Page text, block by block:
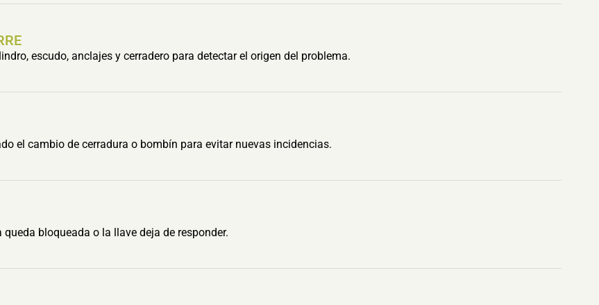
escudo, anclajes y cerradero para detectar el origen del problema.
el cambio de cerradura o bombín para evitar nuevas incidencias.
bloqueada o la llave deja de responder.